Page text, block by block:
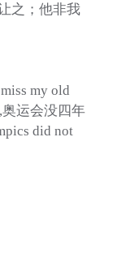
之；他非我
my old
运会没四年
did not